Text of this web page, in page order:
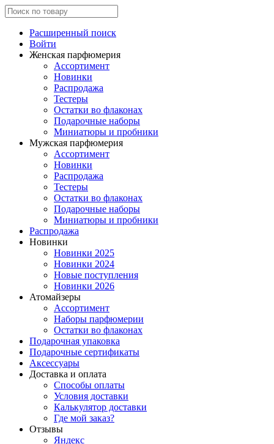
Расширенный поиск
Войти
Женская парфюмерия
Ассортимент
Новинки
Распродажа
Тестеры
Остатки во флаконах
Подарочные наборы
Миниатюры и пробники
Мужская парфюмерия
Ассортимент
Новинки
Распродажа
Тестеры
Остатки во флаконах
Подарочные наборы
Миниатюры и пробники
Распродажа
Новинки
Новинки 2025
Новинки 2024
Новые поступления
Новинки 2026
Атомайзеры
Ассортимент
Наборы парфюмерии
Остатки во флаконах
Подарочная упаковка
Подарочные сертификаты
Аксессуары
Доставка и оплата
Способы оплаты
Условия доставки
Калькулятор доставки
Где мой заказ?
Отзывы
Яндекс